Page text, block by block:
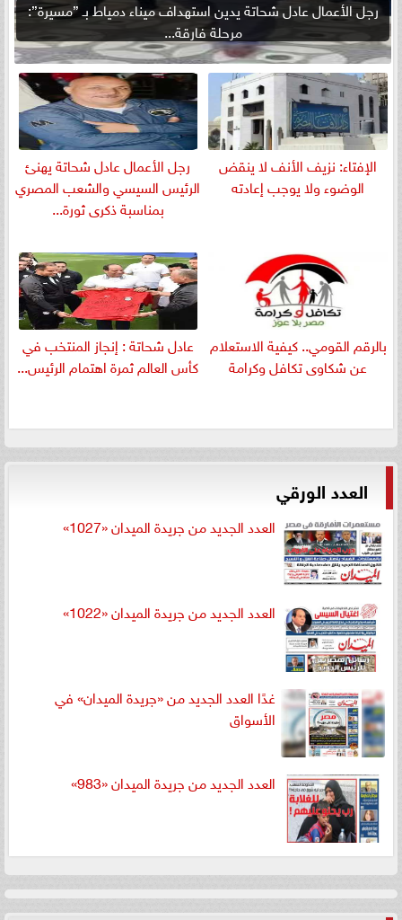
رجل الأعمال عادل شحاتة يدين استهداف ميناء دمياط بـ ”مسيرة”:
مرحلة فارقة...
الإفتاء: نزيف الأنف لا ينقض
الوضوء ولا يوجب إعادته
رجل الأعمال عادل شحاتة يهنئ
الرئيس السيسي والشعب المصري
بمناسبة ذكرى ثورة...
بالرقم القومي.. كيفية الاستعلام
عن شكاوى تكافل وكرامة
عادل شحاتة : إنجاز المنتخب في
كأس العالم ثمرة اهتمام الرئيس...
العدد الورقي
العدد الجديد من جريدة الميدان «1027»
العدد الجديد من جريدة الميدان «1022»
غدًا العدد الجديد من «جريدة الميدان» في
الأسواق
العدد الجديد من جريدة الميدان «983»